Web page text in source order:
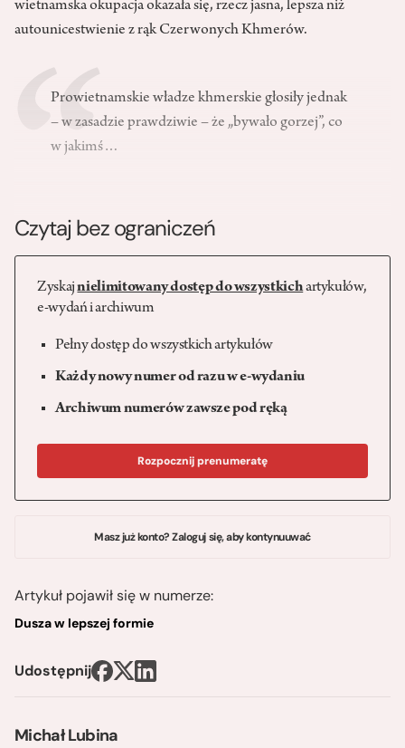
Michał Lubina
wietnamska okupacja okazała się, rzecz jasna, lepsza niż
autounicestwienie z rąk Czerwonych Khmerów.
Prowietnamskie władze khmerskie głosiły jednak
– w zasadzie prawdziwie – że „bywało gorzej”, co
w jakimś…
Czytaj bez ograniczeń
Zyskajnielimitowany dostęp do wszystkichartykułów,
e-wydań i archiwum
Pełny dostęp do wszystkich artykułów
Każdy nowy numer od razu w e-wydaniu
Archiwum numerów zawsze pod ręką
Rozpocznij prenumeratę
Masz już konto? Zaloguj się, aby kontynuuwać
Artykuł pojawił się w numerze:
Dusza w lepszej formie
Udostępnij